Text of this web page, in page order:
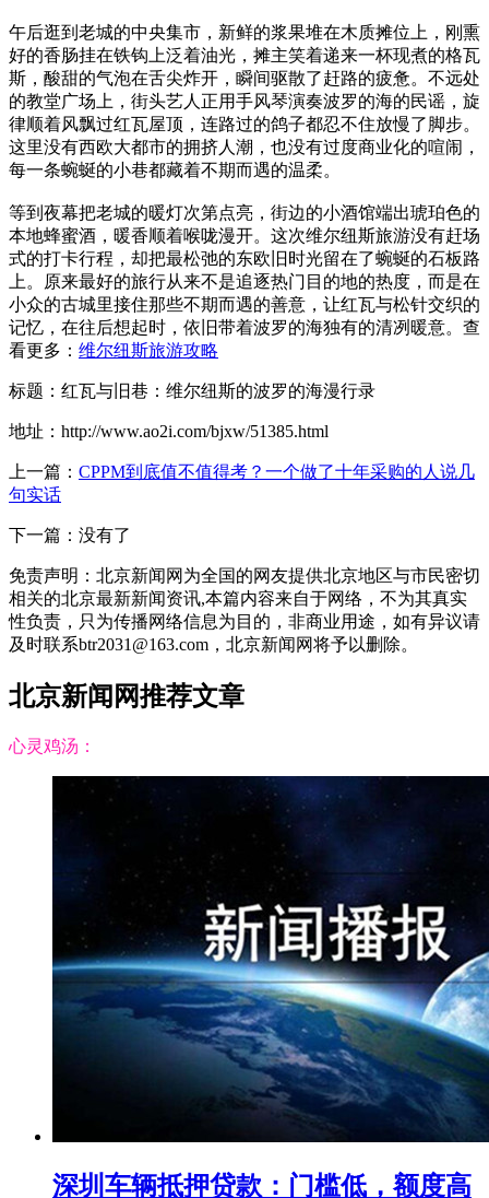
午后逛到老城的中央集市，新鲜的浆果堆在木质摊位上，刚熏
好的香肠挂在铁钩上泛着油光，摊主笑着递来一杯现煮的格瓦
斯，酸甜的气泡在舌尖炸开，瞬间驱散了赶路的疲惫。不远处
的教堂广场上，街头艺人正用手风琴演奏波罗的海的民谣，旋
律顺着风飘过红瓦屋顶，连路过的鸽子都忍不住放慢了脚步。
这里没有西欧大都市的拥挤人潮，也没有过度商业化的喧闹，
每一条蜿蜒的小巷都藏着不期而遇的温柔。
等到夜幕把老城的暖灯次第点亮，街边的小酒馆端出琥珀色的
本地蜂蜜酒，暖香顺着喉咙漫开。这次维尔纽斯旅游没有赶场
式的打卡行程，却把最松弛的东欧旧时光留在了蜿蜒的石板路
上。原来最好的旅行从来不是追逐热门目的地的热度，而是在
小众的古城里接住那些不期而遇的善意，让红瓦与松针交织的
记忆，在往后想起时，依旧带着波罗的海独有的清冽暖意。查
看更多： 维尔纽斯旅游攻略
标题：红瓦与旧巷：维尔纽斯的波罗的海漫行录
地址：http://www.ao2i.com/bjxw/51385.html
上一篇： CPPM到底值不值得考？一个做了十年采购的人说几
句实话
下一篇：没有了
免责声明：北京新闻网为全国的网友提供北京地区与市民密切
相关的北京最新新闻资讯,本篇内容来自于网络，不为其真实
性负责，只为传播网络信息为目的，非商业用途，如有异议请
及时联系btr2031@163.com，北京新闻网将予以删除。
北京新闻网推荐文章
心灵鸡汤：
深圳车辆抵押贷款：门槛低，额度高